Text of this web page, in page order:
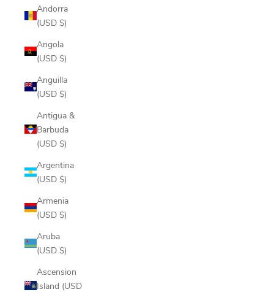
Andorra
(USD $)
Angola
(USD $)
Anguilla
(USD $)
Antigua &
Barbuda
(USD $)
Argentina
(USD $)
Armenia
(USD $)
Aruba
(USD $)
Ascension
Island (USD